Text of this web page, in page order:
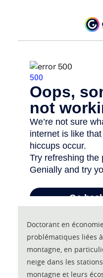
Doctorant en
problématiques liées à
montagne, en
neige dans les
montagne et leurs